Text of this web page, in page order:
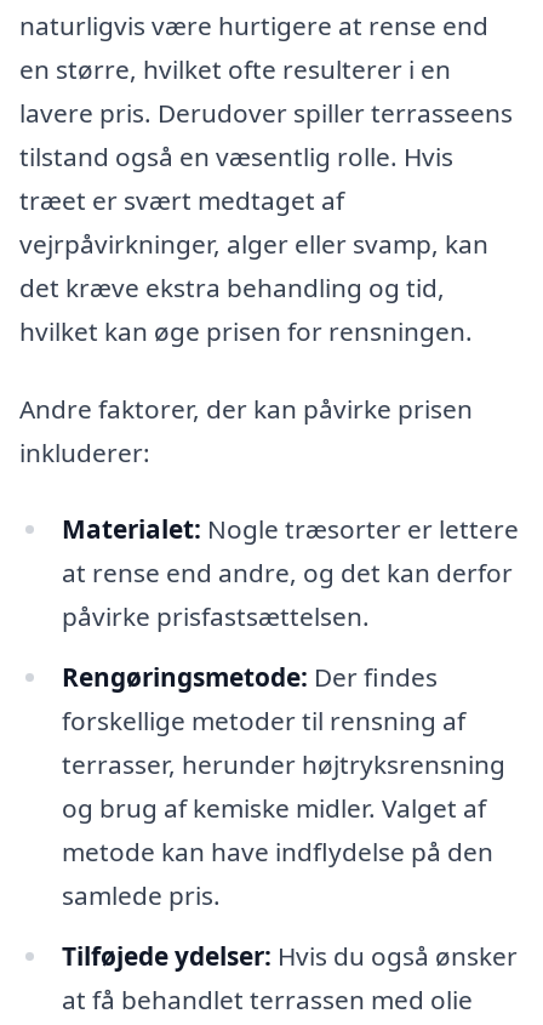
naturligvis være hurtigere at rense end
en større, hvilket ofte resulterer i en
lavere pris. Derudover spiller terrasseens
tilstand også en væsentlig rolle. Hvis
træet er svært medtaget af
vejrpåvirkninger, alger eller svamp, kan
det kræve ekstra behandling og tid,
hvilket kan øge prisen for rensningen.
Andre faktorer, der kan påvirke prisen
inkluderer:
Materialet: Nogle træsorter er lettere
at rense end andre, og det kan derfor
påvirke prisfastsættelsen.
Rengøringsmetode: Der findes
forskellige metoder til rensning af
terrasser, herunder højtryksrensning
og brug af kemiske midler. Valget af
metode kan have indflydelse på den
samlede pris.
Tilføjede ydelser: Hvis du også ønsker
at få behandlet terrassen med olie